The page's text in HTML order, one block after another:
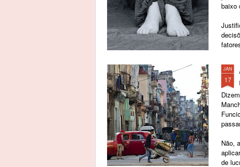
baixo
JAN
17
Não,
de